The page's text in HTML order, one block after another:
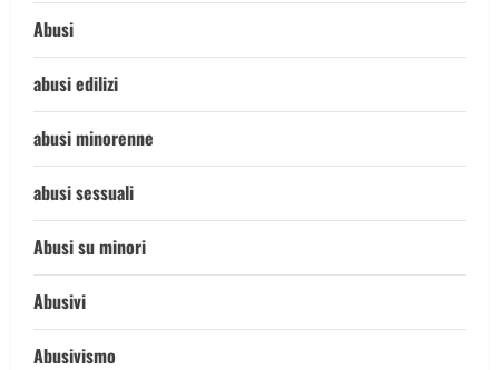
Abusi
abusi edilizi
abusi minorenne
abusi sessuali
Abusi su minori
Abusivi
Abusivismo